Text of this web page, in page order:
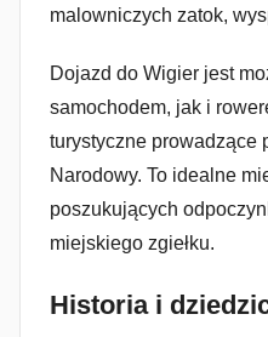
malowniczych zatok,
Dojazd do Wigier jest
samochodem, jak i
turystyczne prowadzące
Narodowy. To idealne
poszukujących
miejskiego zgiełku.
Historia i